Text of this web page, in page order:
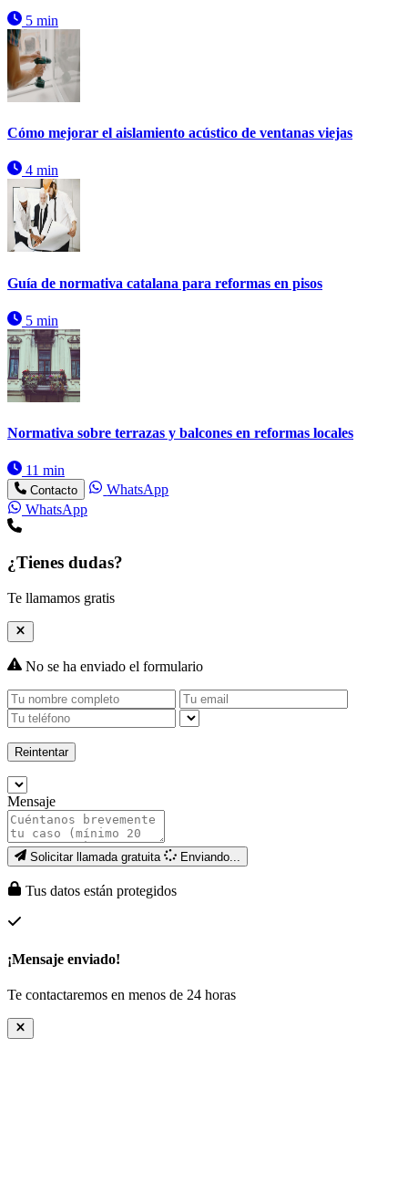
5 min
Cómo mejorar el aislamiento acústico de ventanas viejas
4 min
Guía de normativa catalana para reformas en pisos
5 min
Normativa sobre terrazas y balcones en reformas locales
11 min
Contacto
WhatsApp
WhatsApp
¿Tienes dudas?
Te llamamos gratis
No se ha enviado el formulario
Reintentar
Mensaje
Solicitar llamada gratuita Enviando...
Tus datos están protegidos
¡Mensaje enviado!
Te contactaremos en menos de 24 horas